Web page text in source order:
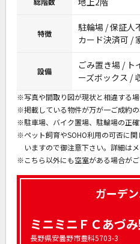
特徴
駐輪場 / 保証人
カード決済可 /
設備
ごみ置き場 / ト
ーズボックス /
※写真や間取り図が現状と相違する場
※掲載している物件が万が一ご成約の
※駐車場、バイク置場、駐輪場の正
※ペット飼育やSOHO利用の可否に
いますので御注意下さい。詳細は
※こちら以外にも空室がある場合が
ガーデ
ミニミニＦＣあづ
長野県安曇野市豊科5703-3